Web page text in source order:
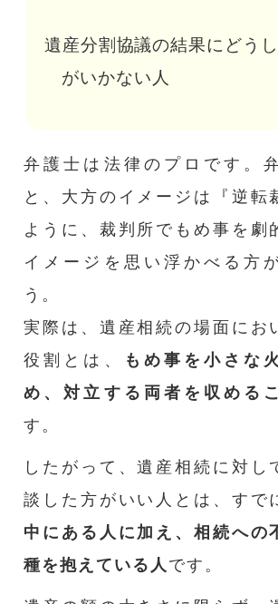
遺産分割協議の結果にどう
がいかない人
弁護士は法律のプロです。
と、大方のイメージは『逆転
ように、裁判所でもめ事を劇
イメージを思い浮かべる方
う。
実際は、遺産相続の場面にお
役割とは、
もめ事を小さな
め、対立する両者を収める
す。
したがって、遺産相続に対し
談した方がいい人とは、すで
中にある人に加え、相続への
種を抱えている人 です。